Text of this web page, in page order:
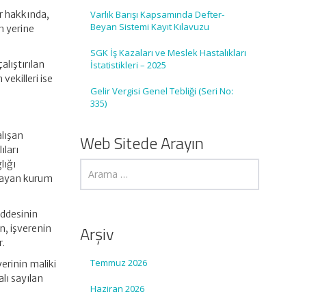
hakkında,
yerine
vekilleri ise
kurum
işverenin
maliki
sayılan
Varlık Barışı Kapsamında Defter-
Beyan Sistemi Kayıt Kılavuzu
SGK İş Kazaları ve Meslek Hastalıkları
İstatistikleri – 2025
Gelir Vergisi Genel Tebliği (Seri No:
335)
Web Sitede Arayın
Arşiv
Temmuz 2026
Haziran 2026